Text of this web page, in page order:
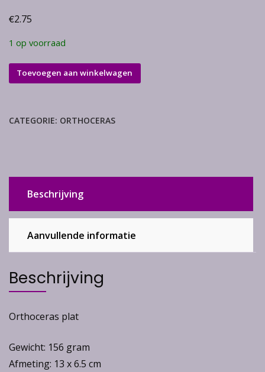
€2.75
1 op voorraad
Orthoceras
aantal
Toevoegen aan winkelwagen
CATEGORIE: ORTHOCERAS
Beschrijving
Aanvullende informatie
Beschrijving
Orthoceras plat
Gewicht: 156 gram
Afmeting: 13 x 6.5 cm